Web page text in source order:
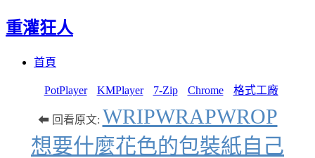
重灌狂人
首頁
PotPlayer KMPlayer 7-Zip Chrome 格式工廠
⬅ 回看原文: WRIPWRAPWROP
想要什麼花色的包裝紙自己